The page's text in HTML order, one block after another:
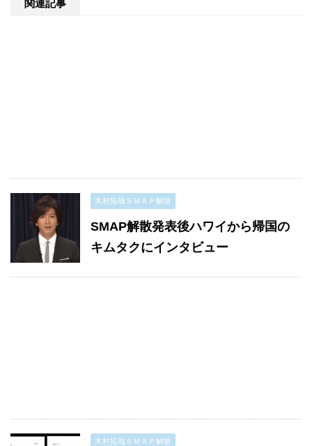
関連記事
木村拓哉ＳＭＡＰ解散
SMAP解散発表後ハワイから帰国の
キムタクにインタビュー
木村拓哉ＳＭＡＰ解散